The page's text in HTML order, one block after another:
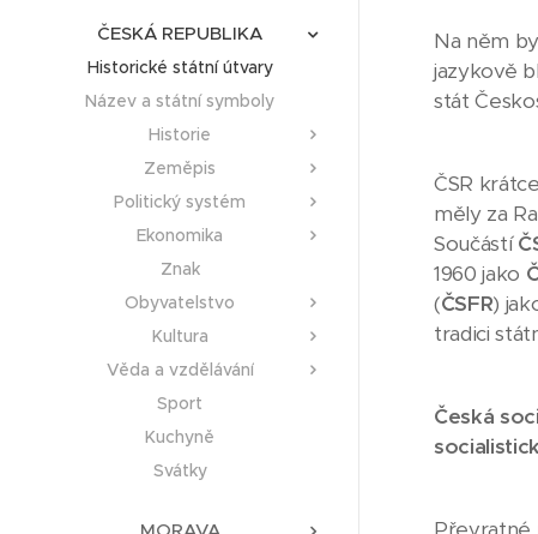
ČESKÁ REPUBLIKA
Historické státní útvary
Název a státní symboly
Historie
Zeměpis
Politický systém
Ekonomika
Znak
Obyvatelstvo
Kultura
Věda a vzdělávání
Sport
Kuchyně
Svátky
MORAVA
Na něm
jazykově
stát
ČSR
měly za
Součástí
1960 jako
(ČSFR)
tradici
Česká